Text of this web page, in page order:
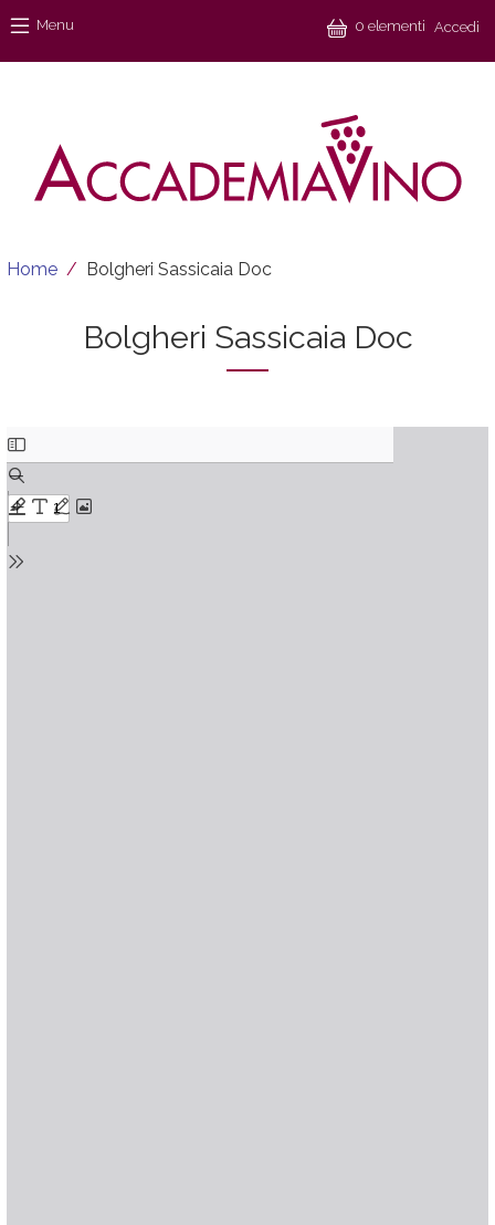
Menu 0 elementi Accedi
Briciole di pane
Home Bolgheri Sassicaia Doc
Bolgheri Sassicaia Doc
Documento